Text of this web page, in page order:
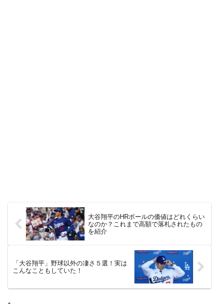
大谷翔平のHRボールの価値はどれくらい
なのか？これまで高額で落札されたもの
を紹介
「大谷翔平」野球以外の凄さ５選！実は
こんなこともしていた！